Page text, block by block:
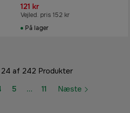
121 kr
Vejled. pris 152 kr
På lager
af 242 Produkter
5 … 11 Næste